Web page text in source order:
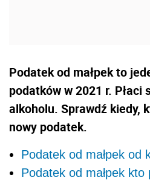
Podatek od małpek to
podatków w 2021 r. Płaci
alkoholu. Sprawdź kiedy,
nowy podatek.
Podatek od małpek od
Podatek od małpek kto